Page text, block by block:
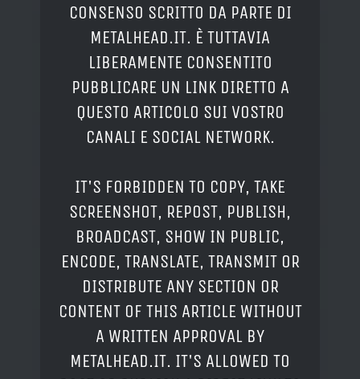
CONSENSO SCRITTO DA PARTE DI
METALHEAD.IT. È TUTTAVIA
LIBERAMENTE CONSENTITO
PUBBLICARE UN LINK DIRETTO A
QUESTO ARTICOLO SUI VOSTRO
CANALI E SOCIAL NETWORK.
IT'S FORBIDDEN TO COPY, TAKE
SCREENSHOT, REPOST, PUBLISH,
BROADCAST, SHOW IN PUBLIC,
ENCODE, TRANSLATE, TRANSMIT OR
DISTRIBUTE ANY SECTION OR
CONTENT OF THIS ARTICLE WITHOUT
A WRITTEN APPROVAL BY
METALHEAD.IT. IT'S ALLOWED TO